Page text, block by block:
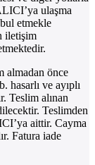
ulaşma
etmekle
iletişim
almadan önce
hasarlı ve ayıplı
Teslim alınan
Teslimden
aittir. Cayma
Fatura iade